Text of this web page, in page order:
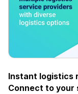
Instant logistics
Connect to your